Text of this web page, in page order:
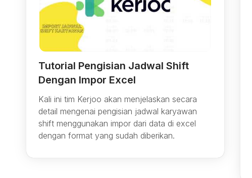
Tutorial Pengisian Jadwal Shift
Dengan Impor Excel
Kali ini tim Kerjoo akan menjelaskan secara
detail mengenai pengisian jadwal karyawan
shift menggunakan impor dari data di excel
dengan format yang sudah diberikan.